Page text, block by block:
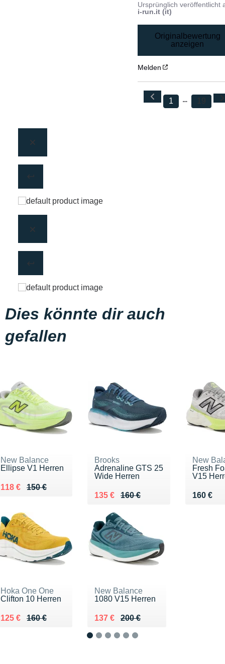
Ursprünglich veröffentlicht
i-run.it (it)
Originalbewertung
anzeigen
Melden
1 19
Dies könnte dir auch
gefallen
New Balance
Ellipse V1 Herren
150 €
Au lieu de 150 €
118 €
Vendu 118 €
Brooks
Adrenaline GTS 25
Wide Herren
160 €
Au lieu de 160 €
135 €
Vendu 135 €
New
Fresh
V15
160 €
Vendu
Hoka One One
Clifton 10 Herren
160 €
Au lieu de 160 €
125 €
Vendu 125 €
New Balance
1080 V15 Herren
200 €
Au lieu de 200 €
137 €
Vendu 137 €